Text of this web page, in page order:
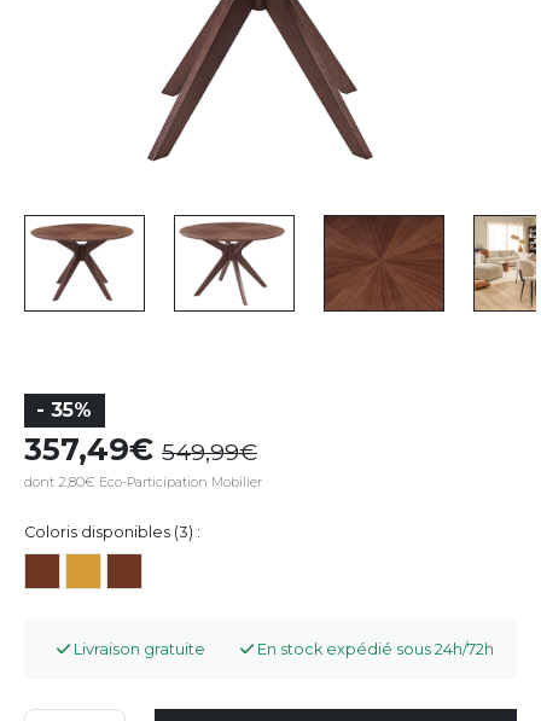
- 35%
357,49 549,99
dont 2,80€ Eco-Participation Mobilier
Coloris disponibles (3) :
Livraison gratuite En stock expédié sous 24h/72h